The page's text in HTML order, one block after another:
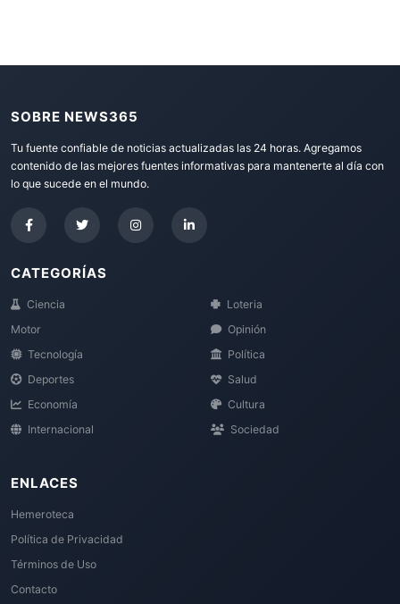
SOBRE NEWS365
Tu fuente confiable de noticias actualizadas las 24 horas. Agregamos
contenido de las mejores fuentes informativas para mantenerte al día con
lo que sucede en el mundo.
CATEGORÍAS
Ciencia
Motor
Tecnología
Deportes
Economía
Internacional
Loteria
Opinión
Política
Salud
Cultura
Sociedad
ENLACES
Hemeroteca
Política de Privacidad
Términos de Uso
Contacto